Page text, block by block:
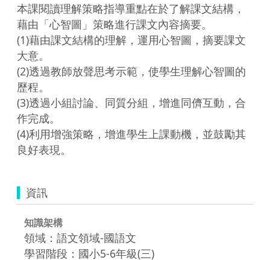
本課閱讀理解策略指導重點在於了解課文結構，
藉由「心智圖」策略進行課文內容摘要。
(1)藉由課文結構的理解，運用心智圖，摘要課文
大意。
(2)透過教師放聲思考示範，使學生理解心智圖的
歷程。
(3)透過小組討論、同質分組，增進同儕互動，合
作完成。
(4)利用增強策略，增進學生上課動機，並鼓勵其
良好表現。
資訊
知識架構
領域：語文領域-國語文
學習階段：國小5-6年級(三)